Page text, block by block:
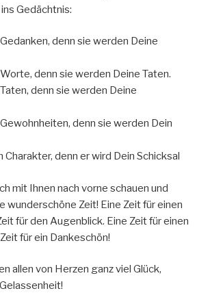
Gedächtnis:
denn sie werden Deine
denn sie werden Deine Taten.
denn sie werden Deine
denn sie werden Dein
Charakter, denn er wird Dein Schicksal
mit Ihnen nach vorne schauen und
wunderschöne Zeit! Eine Zeit für einen
für den Augenblick. Eine Zeit für einen
für ein Dankeschön!
allen von Herzen ganz viel Glück,